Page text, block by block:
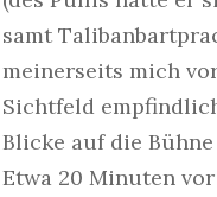
samt
meinerseits mich
Sichtfeld
Blicke auf die
Etwa 20 Minuten